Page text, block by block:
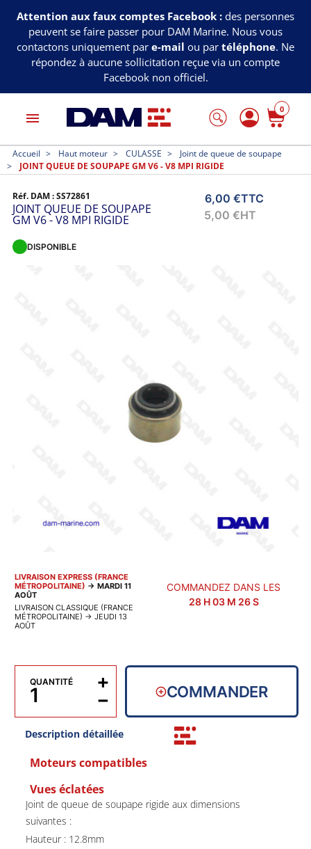
Attention aux faux comptes Facebook : des personnes
peuvent se faire passer pour DAM Marine. Nous vous
contactons uniquement par e-mail ou par téléphone. Ne
répondez à aucune sollicitation reçue via un compte
Facebook non officiel.
menu
0
Accueil Haut moteur CULASSE
Joint de queue de soupape
JOINT QUEUE DE SOUPAPE GM V6 - V8 MPI RIGIDE
Réf. DAM :SS72861
JOINT QUEUE DE SOUPAPE
GM V6 - V8 MPI RIGIDE
6,00 €TTC
5,00 €HT
DISPONIBLE
LIVRAISON EXPRESS (FRANCE
MÉTROPOLITAINE) → MARDI 11
AOÛT
LIVRAISON CLASSIQUE (FRANCE
MÉTROPOLITAINE) → JEUDI 13
AOÛT
COMMANDEZ DANS LES
28H03M 25S
QUANTITÉ
−
+ COMMANDER
Description détaillée
Moteurs compatibles
Vues éclatées
Joint de queue de soupape rigide aux dimensions
suivantes :
Hauteur : 12.8mm